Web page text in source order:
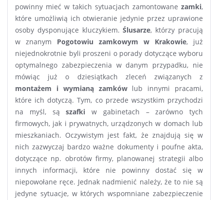
powinny mieć w takich sytuacjach zamontowane zamki,
które umożliwią ich otwieranie jedynie przez uprawione
osoby dysponujące kluczykiem.Ślusarze, którzy pracują
w znanym Pogotowiu zamkowym w Krakowie, już
niejednokrotnie byli proszeni o porady dotyczące wyboru
optymalnego zabezpieczenia w danym przypadku, nie
mówiąc już o dziesiątkach zleceń związanych z
montażem i wymianą zamkówlub innymi pracami,
które ich dotyczą. Tym, co przede wszystkim przychodzi
na myśl, sąszafki w gabinetach – zarówno tych
firmowych, jak i prywatnych, urządzonych w domach lub
mieszkaniach. Oczywistym jest fakt, że znajdują się w
nich zazwyczaj bardzo ważne dokumenty i poufne akta,
dotyczące np. obrotów firmy, planowanej strategii albo
innych informacji, które nie powinny dostać się w
niepowołane ręce. Jednak nadmienić należy, że to nie są
jedyne sytuacje, w których wspomniane zabezpieczenie